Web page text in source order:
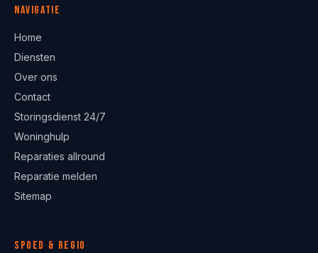
Navigatie
Home
Diensten
Over ons
Contact
Storingsdienst 24/7
Woninghulp
Reparaties allround
Reparatie melden
Sitemap
Spoed & regio